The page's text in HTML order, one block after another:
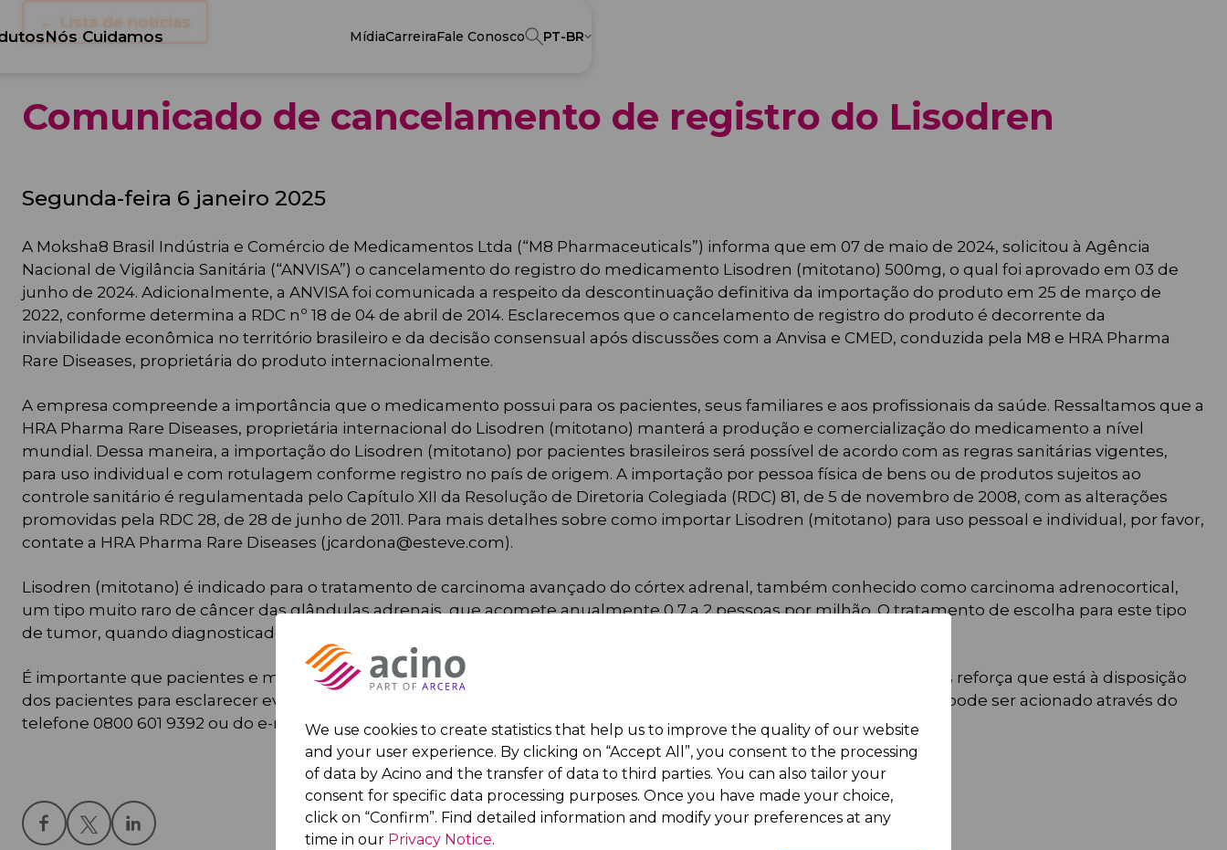
Nós Cuidamos MídiaCarreiraFale Conosco PT-BR
We use cookies to create statistics that help us to improve the quality of our website
and your user experience. By clicking on “Accept All”, you consent to the processing
of data by Acino and the transfer of data to third parties. You can also tailor your
consent for specific data processing purposes. Once you have made your choice,
click on “Confirm”. Find detailed information and modify your preferences at any
time in our Privacy Notice.
← Lista de notícias
Comunicado de cancelamento de registro do Lisodren
segunda-feira 6 janeiro 2025
A Moksha8 Brasil Indústria e Comércio de Medicamentos Ltda (“M8 Pharmaceuticals”) informa que em 07 de maio de 2024, solicitou à Agência
Nacional de Vigilância Sanitária (“ANVISA”) o cancelamento do registro do medicamento Lisodren (mitotano) 500mg, o qual foi aprovado em 03 de
junho de 2024. Adicionalmente, a ANVISA foi comunicada a respeito da descontinuação definitiva da importação do produto em 25 de março de
2022, conforme determina a RDC nº 18 de 04 de abril de 2014. Esclarecemos que o cancelamento de registro do produto é decorrente da
inviabilidade econômica no território brasileiro e da decisão consensual após discussões com a Anvisa e CMED, conduzida pela M8 e HRA Pharma
Rare Diseases, proprietária do produto internacionalmente.
A empresa compreende a importância que o medicamento possui para os pacientes, seus familiares e aos profissionais da saúde. Ressaltamos que a
HRA Pharma Rare Diseases, proprietária internacional do Lisodren (mitotano) manterá a produção e comercialização do medicamento a nível
mundial. Dessa maneira, a importação do Lisodren (mitotano) por pacientes brasileiros será possível de acordo com as regras sanitárias vigentes,
para uso individual e com rotulagem conforme registro no país de origem. A importação por pessoa física de bens ou de produtos sujeitos ao
controle sanitário é regulamentada pelo Capítulo XII da Resolução de Diretoria Colegiada (RDC) 81, de 5 de novembro de 2008, com as alterações
promovidas pela RDC 28, de 28 de junho de 2011. Para mais detalhes sobre como importar Lisodren (mitotano) para uso pessoal e individual, por favor,
contate a HRA Pharma Rare Diseases (jcardona@esteve.com).
Lisodren (mitotano) é indicado para o tratamento de carcinoma avançado do córtex adrenal, também conhecido como carcinoma adrenocortical,
um tipo muito raro de câncer das glândulas adrenais, que acomete anualmente 0,7 a 2 pessoas por milhão. O tratamento de escolha para este tipo
de tumor, quando diagnosticado precocemente, é a cirurgia.
É importante que pacientes e médicos conversem sobre a melhor conduta para o tratamento. A M8 Pharmaceuticals reforça que está à disposição
dos pacientes para esclarecer eventuais dúvidas por meio de seu Serviço de Atendimento ao Cliente (SAC). O serviço pode ser acionado através do
telefone 0800 601 9392 ou do e-mail br.sac@m8pharma.com